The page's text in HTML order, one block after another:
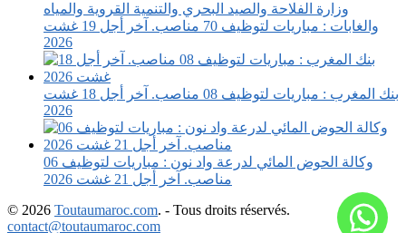
وزارة الفلاحة والصيد البحري والتنمية القروية والمياه
والغابات : مباريات لتوظيف 70 مناصب. آخر أجل 19 غشت
2026
بنك المغرب : مباريات لتوظيف 08 مناصب. آخر أجل 18 غشت
2026
وكالة الحوض المائي لدرعة واد نون : مباريات لتوظيف 06
مناصب. آخر أجل 21 غشت 2026
© 2026 Toutaumaroc.com. - Tous droits réservés.
contact@toutaumaroc.com